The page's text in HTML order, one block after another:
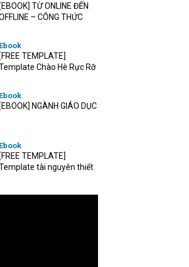
[EBOOK] TỪ ONLINE ĐẾN
– CÔNG THỨC
Ebook
[FREE TEMPLATE]
Chào Hè Rực Rỡ
Ebook
[EBOOK] NGÀNH GIÁO DỤC
Ebook
[FREE TEMPLATE]
tài nguyên thiết